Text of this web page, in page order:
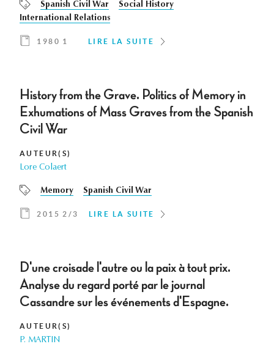
Spanish Civil War
Social History
International Relations
1980 1 LIRE LA SUITE
History from the Grave. Politics of Memory in
Exhumations of Mass Graves from the Spanish
Civil War
AUTEUR(S)
Lore Colaert
Memory Spanish Civil War
2015 2/3 LIRE LA SUITE
D'une croisade l'autre ou la paix à tout prix.
Analyse du regard porté par le journal
Cassandre sur les événements d'Espagne.
AUTEUR(S)
P. MARTIN